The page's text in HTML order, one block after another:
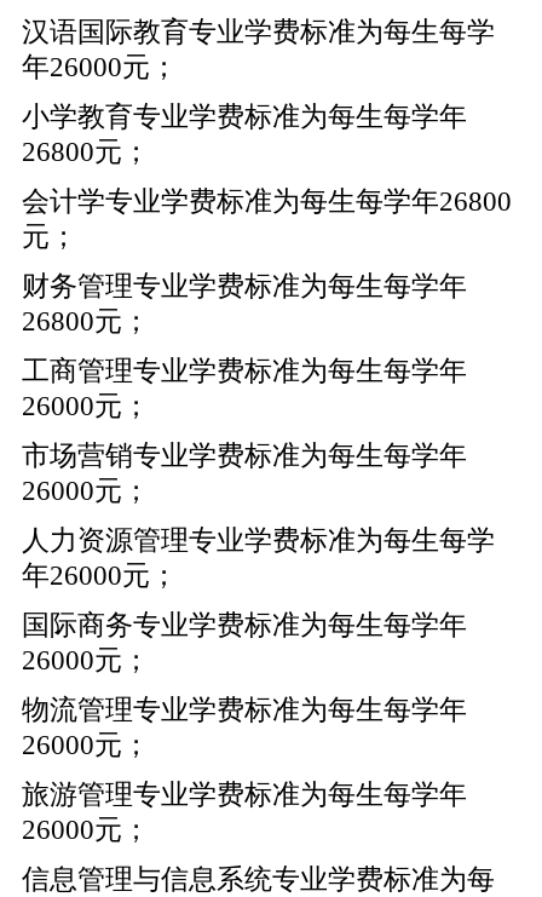
汉语国际教育专业学费标准为每生每学
年26000元；
小学教育专业学费标准为每生每学年
26800元；
会计学专业学费标准为每生每学年26800
元；
财务管理专业学费标准为每生每学年
26800元；
工商管理专业学费标准为每生每学年
26000元；
市场营销专业学费标准为每生每学年
26000元；
人力资源管理专业学费标准为每生每学
年26000元；
国际商务专业学费标准为每生每学年
26000元；
物流管理专业学费标准为每生每学年
26000元；
旅游管理专业学费标准为每生每学年
26000元；
信息管理与信息系统专业学费标准为每